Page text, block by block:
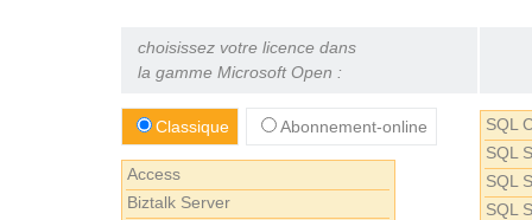
choisissez votre licence dans
la gamme Microsoft Open :
Classique Abonnement-online
Access
Biztalk Server
SQL
SQL
SQL
SQL